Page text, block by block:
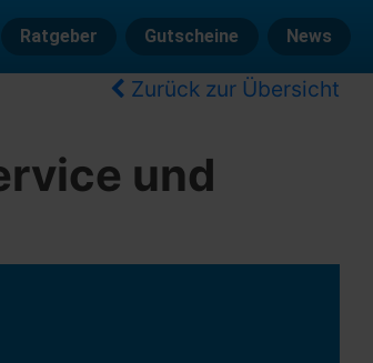
Ratgeber Gutscheine News
Zurück zur Übersicht
und